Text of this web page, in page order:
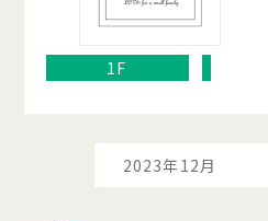
1F
2023年12月